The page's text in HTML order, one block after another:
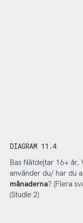
DIAGRAM 11.4
Bas Nätdejtar 16+
använder du/ har du
månaderna? (Flera
(Studie 2)